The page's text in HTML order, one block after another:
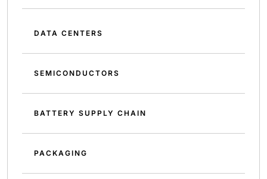
DATA CENTERS
SEMICONDUCTORS
BATTERY SUPPLY CHAIN
PACKAGING